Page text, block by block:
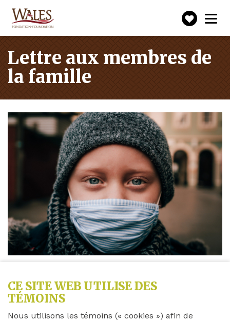
Faire
un
Toggle
navigation
Lettre aux membres de
la famille
Partagez cette nouvelle
CE SITE WEB UTILISE DES
TÉMOINS
Nous utilisons les témoins (« cookies ») afin de